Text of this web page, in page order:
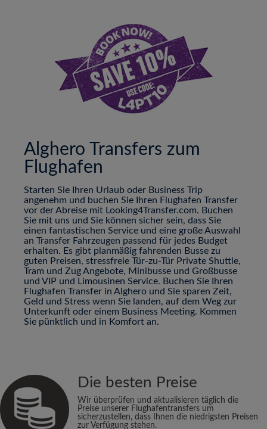
Alghero Transfers zum
Flughafen
Starten Sie Ihren Urlaub oder Business Trip
angenehm und buchen Sie Ihren Flughafen Transfer
vor der Abreise mit Looking4Transfer.com. Buchen
Sie mit uns und Sie können sicher sein, dass Sie
einen fantastischen Service und eine große Auswahl
an Transfer Fahrzeugen passend für jedes Budget
erhalten. Es gibt planmäßig fahrenden Busse zu
guten Preisen, stressfreie Tür-zu-Tür Private Shuttle,
Tram und Zug Angebote, Minibusse und Großbusse
und VIP und Limousinen Service. Buchen Sie Ihren
Flughafen Transfer in Alghero und Sie sparen Zeit,
Geld und Stress wenn Sie landen, auf dem Weg zur
Unterkunft oder einem Business Meeting. Kommen
Sie pünktlich und in Komfort an.
Die besten Preise
Wir überprüfen und aktualisieren täglich die
Preise unserer Flughafentransfers um
sicherzustellen, dass Ihnen die niedrigsten Preisen
zur Verfügung stehen.